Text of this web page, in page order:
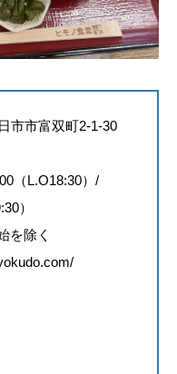
市市富双町2-1-30
（L.O18:30）/
）
を除く